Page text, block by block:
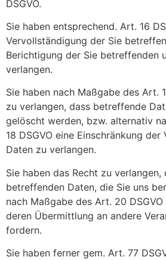
DSGVO.
Sie haben entsprechend. Art. 16
Vervollständigung der Sie
Berichtigung der Sie betreffenden
verlangen.
Sie haben nach Maßgabe des Art.
zu verlangen, dass betreffende
gelöscht werden, bzw. alternativ
18 DSGVO eine Einschränkung
Daten zu verlangen.
Sie haben das Recht zu verlangen,
betreffenden Daten, die Sie uns
nach Maßgabe des Art. 20
deren Übermittlung an andere
fordern.
Sie haben ferner gem. Art. 77